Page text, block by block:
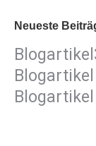
Neueste
Blogartikel